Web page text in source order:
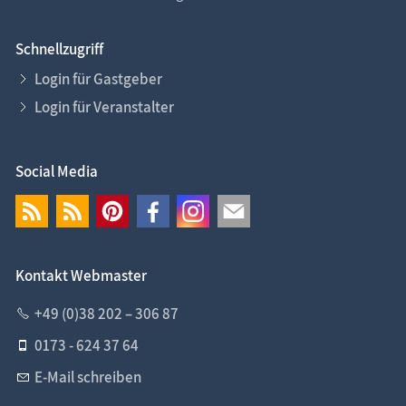
Schnellzugriff
Login für Gastgeber
Login für Veranstalter
Social Media
Kontakt Webmaster
+49 (0)38 202 – 306 87
0173 - 624 37 64
E-Mail schreiben